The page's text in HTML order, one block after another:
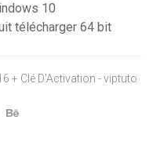
10
télécharger 64 bit
+ Clé D'Activation - viptuto